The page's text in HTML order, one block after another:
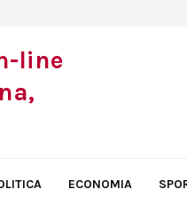
ECONOMIA